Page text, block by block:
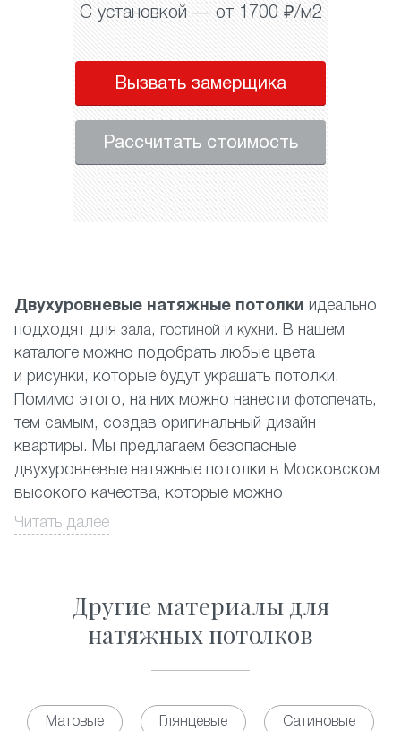
С установкой — от 1700 ₽/м2
Вызвать замерщика
Рассчитать стоимость
Двухуровневые натяжные потолки идеально
подходят для зала, гостиной и кухни . В нашем
каталоге можно подобрать любые цвета
и рисунки, которые будут украшать потолки.
Помимо этого, на них можно нанести фотопечать,
тем самым, создав оригинальный дизайн
квартиры. Мы предлагаем безопасные
двухуровневые натяжные потолки в Московском
высокого качества, которые можно
устанавливать в любых помещениях.
эффектно смотрятся с красивыми точечными
светильниками. Наши специалисты составят
дизайн-проект и помогут подобрать вариант,
подходящий именно для Вашего помещения.
Многоуровневые натяжные потолки запросто
Читать далее
Другие материалы для
натяжных потолков
Матовые Глянцевые Сатиновые